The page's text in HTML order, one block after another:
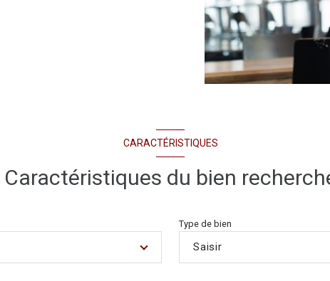
CARACTÉRISTIQUES
Caractéristiques du bien
Type de bien
Saisir